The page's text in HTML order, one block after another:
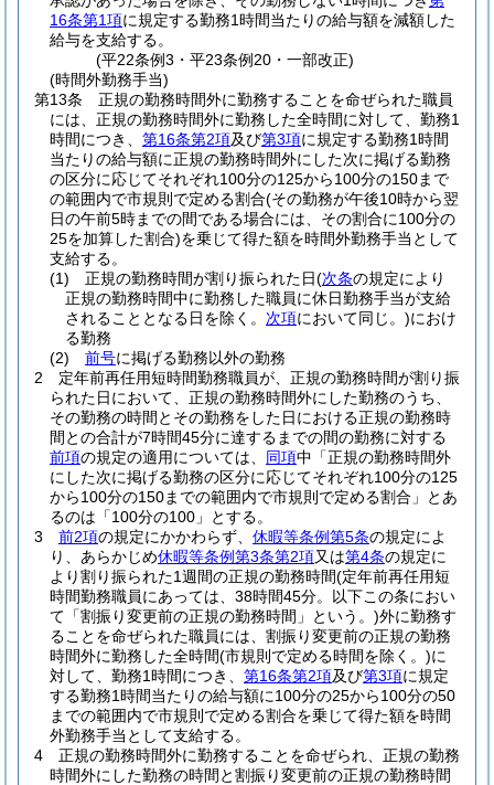
16条第1項に規定する勤務1時間当たりの給与額を減額した
給与を支給する。
(平22条例3・平23条例20・一部改正)
(時間外勤務手当)
第13条
正規の勤務時間外に勤務することを命ぜられた職員
には、正規の勤務時間外に勤務した全時間に対して、勤務1
時間につき、 第16条第2項及び第3項に規定する勤務1時間
当たりの給与額に正規の勤務時間外にした次に掲げる勤務
の区分に応じてそれぞれ100分の125から100分の150まで
の範囲内で市規則で定める割合(その勤務が午後10時から翌
日の午前5時までの間である場合には、その割合に100分の
25を加算した割合)を乗じて得た額を時間外勤務手当として
支給する。
(1)
正規の勤務時間が割り振られた日(次条の規定により
正規の勤務時間中に勤務した職員に休日勤務手当が支給
されることとなる日を除く。 次項において同じ。)におけ
る勤務
(2)
前号に掲げる勤務以外の勤務
2
定年前再任用短時間勤務職員が、正規の勤務時間が割り振
られた日において、正規の勤務時間外にした勤務のうち、
その勤務の時間とその勤務をした日における正規の勤務時
間との合計が7時間45分に達するまでの間の勤務に対する
前項の規定の適用については、 同項中「正規の勤務時間外
にした次に掲げる勤務の区分に応じてそれぞれ100分の125
から100分の150までの範囲内で市規則で定める割合」とあ
るのは「100分の100」とする。
3
前2項の規定にかかわらず、 休暇等条例第5条の規定によ
り、あらかじめ休暇等条例第3条第2項又は第4条の規定に
より割り振られた1週間の正規の勤務時間(定年前再任用短
時間勤務職員にあっては、38時間45分。以下この条におい
て「割振り変更前の正規の勤務時間」という。)外に勤務す
ることを命ぜられた職員には、割振り変更前の正規の勤務
時間外に勤務した全時間(市規則で定める時間を除く。)に
対して、勤務1時間につき、 第16条第2項及び第3項に規定
する勤務1時間当たりの給与額に100分の25から100分の50
までの範囲内で市規則で定める割合を乗じて得た額を時間
外勤務手当として支給する。
4
正規の勤務時間外に勤務することを命ぜられ、正規の勤務
時間外にした勤務の時間と割振り変更前の正規の勤務時間